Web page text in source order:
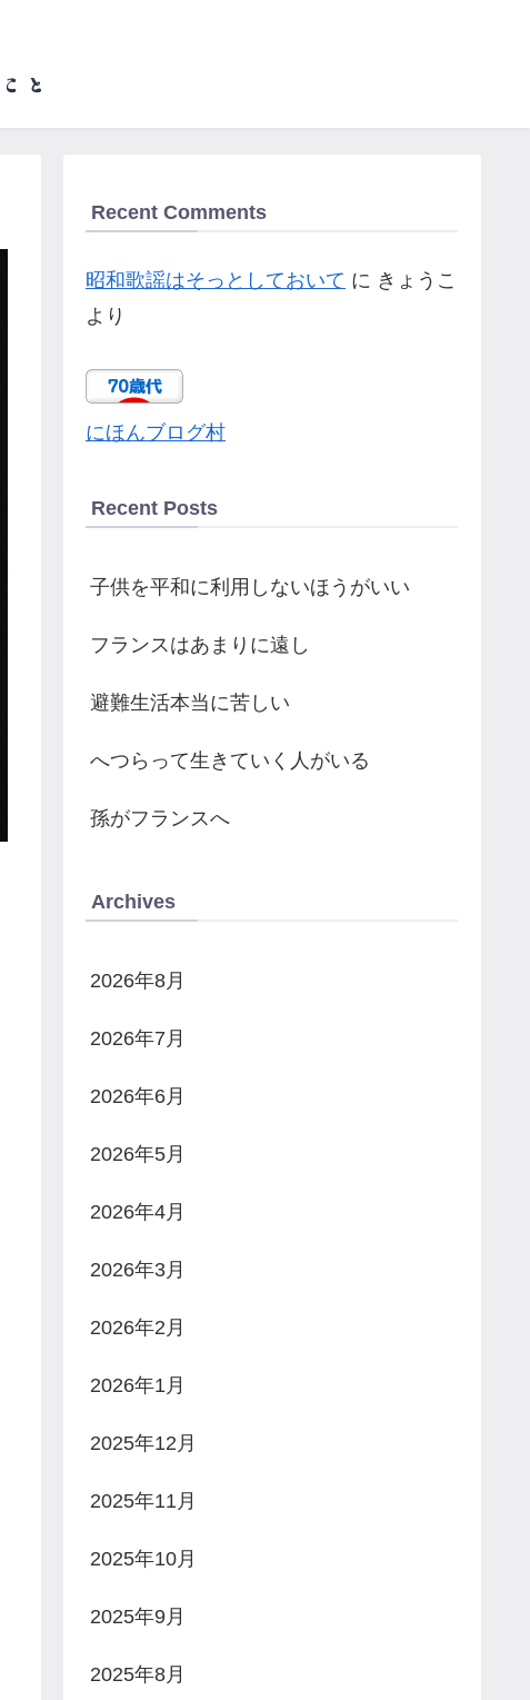
Recent Comments
昭和歌謡はそっとしておいて に きょうこ
より
にほんブログ村
Recent Posts
子供を平和に利用しないほうがいい
フランスはあまりに遠し
避難生活本当に苦しい
へつらって生きていく人がいる
孫がフランスへ
Archives
2026年8月
2026年7月
2026年6月
2026年5月
2026年4月
2026年3月
2026年2月
2026年1月
2025年12月
2025年11月
2025年10月
2025年9月
2025年8月